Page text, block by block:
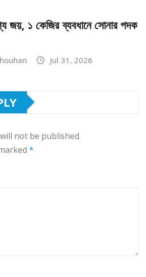
জয়, ১ কেজির ব্যবধানে সোনার পদক
Jul 31, 2026
not be published.
*